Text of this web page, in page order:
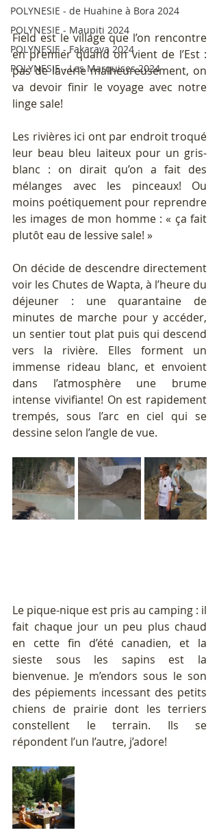
POLYNESIE - de Huahine à Bora 2024
POLYNESIE - Maupiti 2024
POLYNESIE - Fakarava 2024
POLYNESIE - Les Marquises 2024
Field est le village que l’on rencontre
en premier quand on vient de l’Est :
pas de laverie malheureusement, on
va devoir finir le voyage avec notre
linge sale!
Les rivières ici ont par endroit troqué
leur beau bleu laiteux pour un gris-
blanc : on dirait qu’on a fait des
mélanges avec les pinceaux! Ou
moins poétiquement pour reprendre
les images de mon homme : « ça fait
plutôt eau de lessive sale! »
On décide de descendre directement
voir les Chutes de Wapta, à l’heure du
déjeuner : une quarantaine de
minutes de marche pour y accéder,
un sentier tout plat puis qui descend
vers la rivière. Elles forment un
immense rideau blanc, et envoient
dans l’atmosphère une brume
intense vivifiante! On est rapidement
trempés, sous l’arc en ciel qui se
dessine selon l’angle de vue.
Le pique-nique est pris au camping : il
fait chaque jour un peu plus chaud
en cette fin d’été canadien, et la
sieste sous les sapins est la
bienvenue. Je m’endors sous le son
des pépiements incessant des petits
chiens de prairie dont les terriers
constellent le terrain. Ils se
répondent l’un l’autre, j’adore!